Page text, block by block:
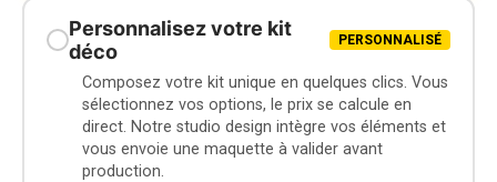
Personnalisez votre kit
déco
PERSONNALISÉ
Composez votre kit unique en quelques clics. Vous
sélectionnez vos options, le prix se calcule en
direct. Notre studio design intègre vos éléments et
vous envoie une maquette à valider avant
production.